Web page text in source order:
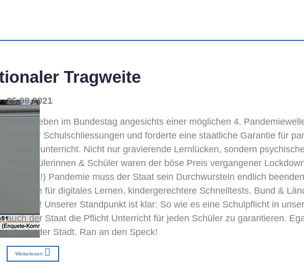
Tragweite
25.08.2021
Sprach eben im Bundestag angesichts einer möglichen 4.
erneuter Schulschliessungen und forderte eine staatliche Garantie für
Präsenzunterricht. Nicht nur gravierende Lernlücken, sondern
der Schülerinnen & Schüler waren der böse Preis vergangener
Jahren (!) Pandemie muss der Staat sein Durchwursteln endlich
Systeme für digitales Lernen, kindergerechtere Schnelltests. Bund &
handeln! Unserer Standpunkt ist klar: So wie es eine Schulpflicht in
auch der Staat die Pflicht Unterricht für jeden Schüler zu garantieren.
oder in der Stadt. Ran an den Speck!
Weiterlesen